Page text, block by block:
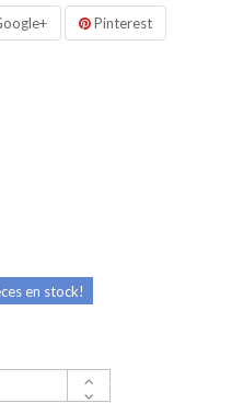
Pinterest
en stock!